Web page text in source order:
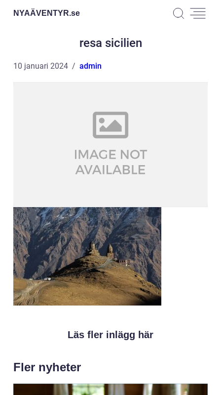
NYAÄVENTYR.se
resa sicilien
10 januari 2024 admin
Läs fler inlägg här
Fler nyheter